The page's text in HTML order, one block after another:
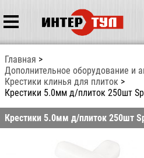
Главная
Дополнительное оборудование и
Крестики клинья для плиток
Крестики 5.0мм д/плиток 250шт
Крестики 5.0мм д/плиток 250шт